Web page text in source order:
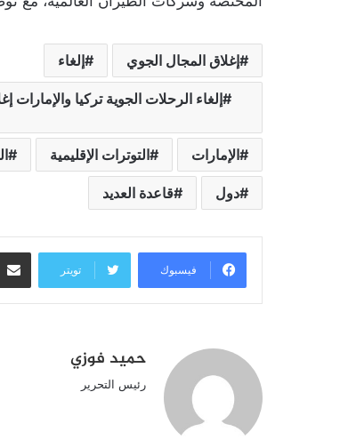
إغلاق المجال الجوي إلغاء
إلغاء الرحلات الجوية تركيا والإمارات
الإمارات التوترات الإقليمية
دول قاعدة العديد
فيسبوك تويتر
حميد فوزي
رئيس التحرير